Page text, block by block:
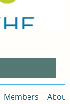
Members About